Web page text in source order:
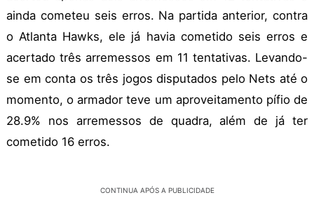
ainda cometeu seis erros. Na partida anterior, contra
o Atlanta Hawks, ele já havia cometido seis erros e
acertado três arremessos em 11 tentativas. Levando-
se em conta os três jogos disputados pelo Nets até o
momento, o armador teve um aproveitamento pífio de
28.9% nos arremessos de quadra, além de já ter
cometido 16 erros.
CONTINUA APÓS A PUBLICIDADE